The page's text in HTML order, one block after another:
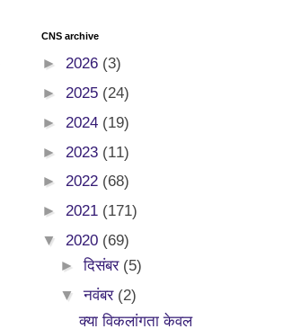
CNS archive
► 2026 (3)
► 2025 (24)
► 2024 (19)
► 2023 (11)
► 2022 (68)
► 2021 (171)
▼ 2020 (69)
►दिसंबर (5)
▼नवंबर (2)
क्या विकलांगता केवल